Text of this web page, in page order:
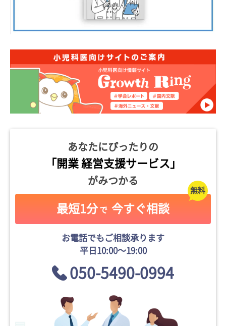
あなたにぴったりの
「開業 経営支援サービス」
がみつかる
最短1分 で 今すぐ相談
お電話でもご相談承ります
平日10:00〜19:00
050-5490-0994